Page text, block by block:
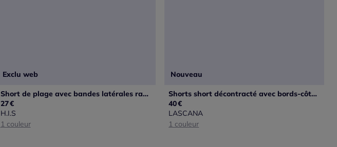
Exclu web
Short de plage avec bandes latérales rayées et ceinture élastique
27€
H.I.S
1 couleur
Nouveau
Shorts short décontracté avec bords-côtes smockés extra-larges
40€
LASCANA
1 couleur